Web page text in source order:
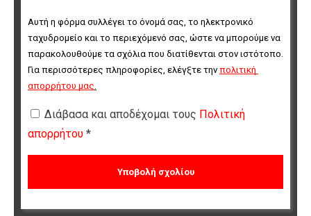
Αυτή η φόρμα συλλέγει το όνομά σας, το ηλεκτρονικό
ταχυδρομείο και το περιεχόμενό σας, ώστε να μπορούμε να
παρακολουθούμε τα σχόλια που διατίθενται στον ιστότοπο.
Για περισσότερες πληροφορίες, ελέγξτε την πολιτική
απορρήτου μας
Διάβασα και αποδέχομαι τους Πολιτική
απορρήτου *